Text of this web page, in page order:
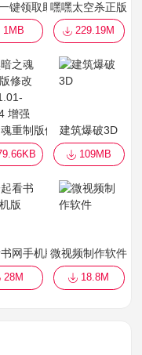
键领取助手
1MB
嘿嘿太空杀正版
229.19M
版音频编辑工具下载
重制版修改器 v1.01-
建筑爆破3D
109MB
网手机版
28M
微视频制作软件
18.8M